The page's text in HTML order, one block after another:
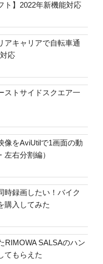
ト】2022年新機能対応
アキャリアで自転車通
応
ストサイドスクエア一
像をAviUtilで1画面の動
右分割編）
時録画したい！バイク
購入してみた
RIMOWA SALSAのハン
てもらえた